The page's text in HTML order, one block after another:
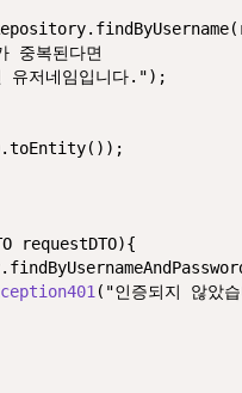
중복된다면
유저네임입니다.");
requestDTO){
( "인증되지 않았